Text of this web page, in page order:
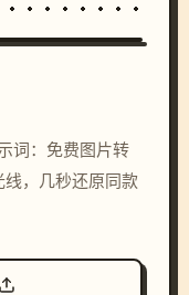
sunset, neon
8k --v 6.0
词：免费图片转
，几秒还原同款